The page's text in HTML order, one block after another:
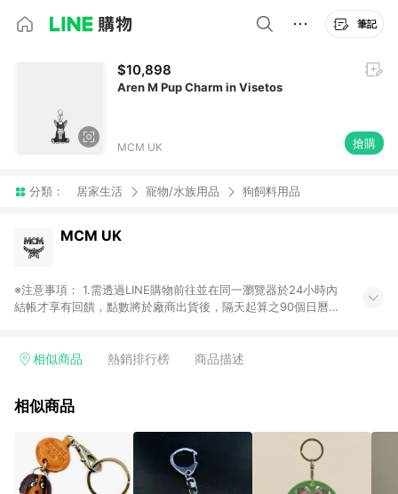
筆記
$10,898
Aren M Pup Charm in Visetos
MCM UK 搶購
分類： 居家生活 寵物/水族用品 狗飼料用品
MCM UK
※注意事項： 1.需透過LINE購物前往並在同一瀏覽器於24小時內
結帳才享有回饋，點數將於廠商出貨後，隔天起算之90個日曆天
差異。 4.若於商家App下單，不符合LINE購物導購資格。
相似商品 熱銷排行榜 商品描述
相似商品